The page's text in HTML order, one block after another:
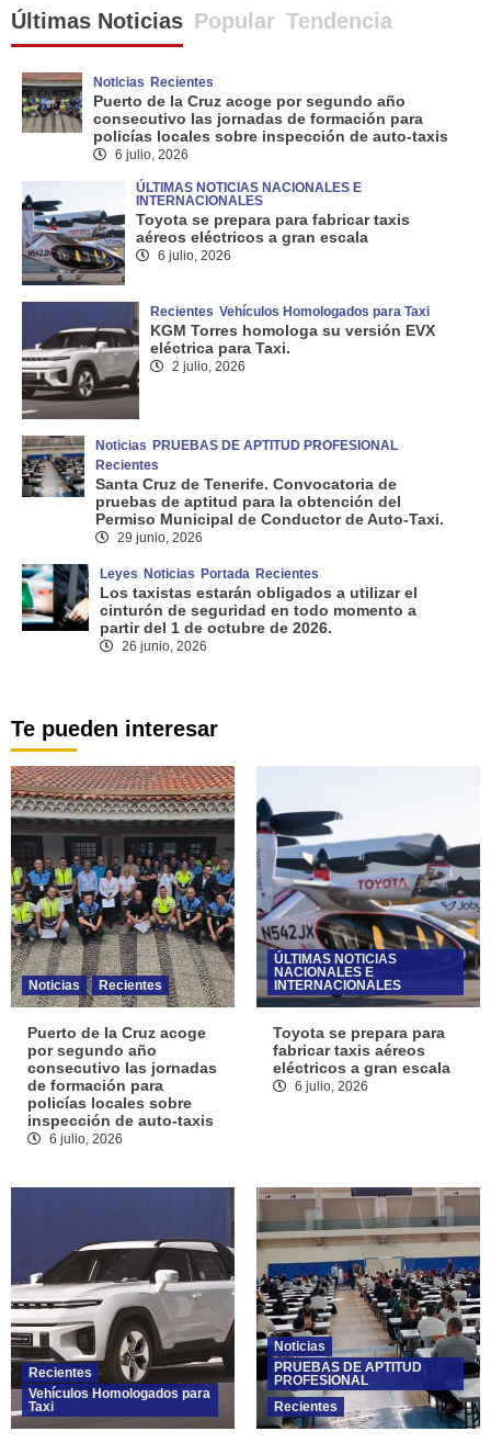
Últimas Noticias Popular Tendencia
Noticias Recientes
Puerto de la Cruz acoge por segundo año
consecutivo las jornadas de formación para
policías locales sobre inspección de auto-taxis
6 julio, 2026
ÚLTIMAS NOTICIAS NACIONALES E
INTERNACIONALES
Toyota se prepara para fabricar taxis
aéreos eléctricos a gran escala
6 julio, 2026
Recientes Vehículos Homologados para Taxi
KGM Torres homologa su versión EVX
eléctrica para Taxi.
2 julio, 2026
Noticias PRUEBAS DE APTITUD PROFESIONAL
Recientes
Santa Cruz de Tenerife. Convocatoria de
pruebas de aptitud para la obtención del
Permiso Municipal de Conductor de Auto-Taxi.
29 junio, 2026
Leyes Noticias Portada Recientes
Los taxistas estarán obligados a utilizar el
cinturón de seguridad en todo momento a
partir del 1 de octubre de 2026.
26 junio, 2026
Te pueden interesar
Noticias Recientes
Puerto de la Cruz acoge
por segundo año
consecutivo las jornadas
de formación para
policías locales sobre
inspección de auto-taxis
6 julio, 2026
ÚLTIMAS NOTICIAS
NACIONALES E
INTERNACIONALES
Toyota se prepara para
fabricar taxis aéreos
eléctricos a gran escala
6 julio, 2026
Recientes
Vehículos Homologados para
Taxi
Noticias
PRUEBAS DE APTITUD
PROFESIONAL
Recientes